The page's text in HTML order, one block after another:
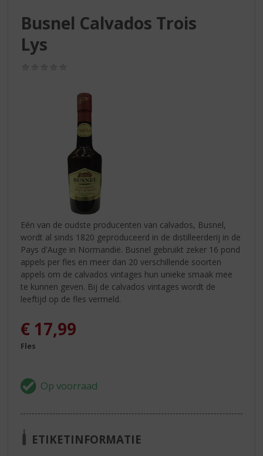
Busnel Calvados Trois
Lys
Eén van de oudste producenten van calvados, Busnel,
wordt al sinds 1820 geproduceerd in de distilleerderij in de
Pays d'Auge in Normandië. Busnel gebruikt zeker 16 pond
appels per fles en meer dan 20 verschillende soorten
appels om de calvados vintages hun unieke smaak mee
te kunnen geven. Bij de calvados vintages wordt de
leeftijd op de fles vermeld.
€ 17,99
Fles
ETIKETINFORMATIE